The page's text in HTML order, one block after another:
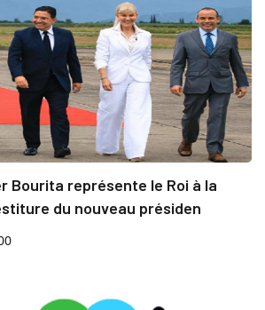
Bourita représente le Roi à la
du nouveau présiden